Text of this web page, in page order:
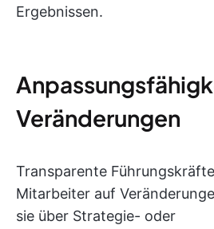
Ergebnissen.
Veränderungen
Transparente
Mitarbeiter auf
sie über Strategie- oder